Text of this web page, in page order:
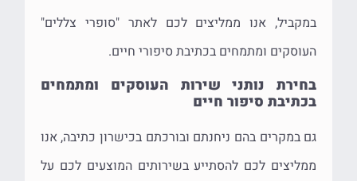
במקביל, אנו ממליצים לכם לאתר "סופרי צללים"
העוסקים ומתמחים בכתיבת סיפורי חיים.
בחירת נותני שירות העוסקים ומתמחים
בכתיבת סיפור חיים
גם במקרים בהם ניחנתם ובורכתם בכישרון כתיבה, אנו
ממליצים לכם להסתייע בשירותים המוצעים לכם על